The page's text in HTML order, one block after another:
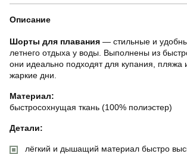
Описание
Шорты для плавания — стильные и
летнего отдыха у воды. Выполнены из
они идеально подходят для купания, пляжа
жаркие дни.
Материал:
быстросохнущая ткань (100% полиэстер)
Детали:
лёгкий и дышащий материал быстро